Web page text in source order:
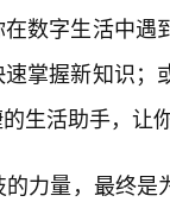
数字生活中
掌握新知识
生活助手，让
力量，最终